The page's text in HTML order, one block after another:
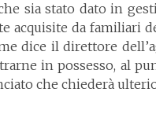
sia stato dato in
acquisite da familiari
dice il direttore
in possesso, al
che chiederà